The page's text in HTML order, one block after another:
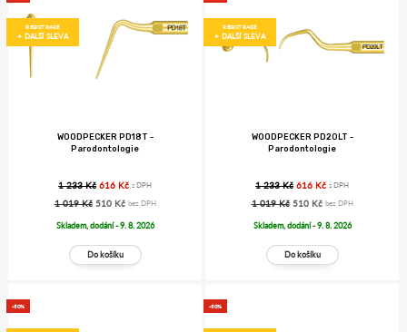
REGISTRACE
+ DALŠÍ SLEVA
WOODPECKER PD18T -
Parodontologie
1 233 Kč 616 Kč s DPH
1 019 Kč 510 Kč bez DPH
Skladem, dodání - 9. 8. 2026
REGISTRACE
+ DALŠÍ SLEVA
WOODPECKER PD20LT -
Parodontologie
1 233 Kč 616 Kč s DPH
1 019 Kč 510 Kč bez DPH
Skladem, dodání - 9. 8. 2026
-50% -50%